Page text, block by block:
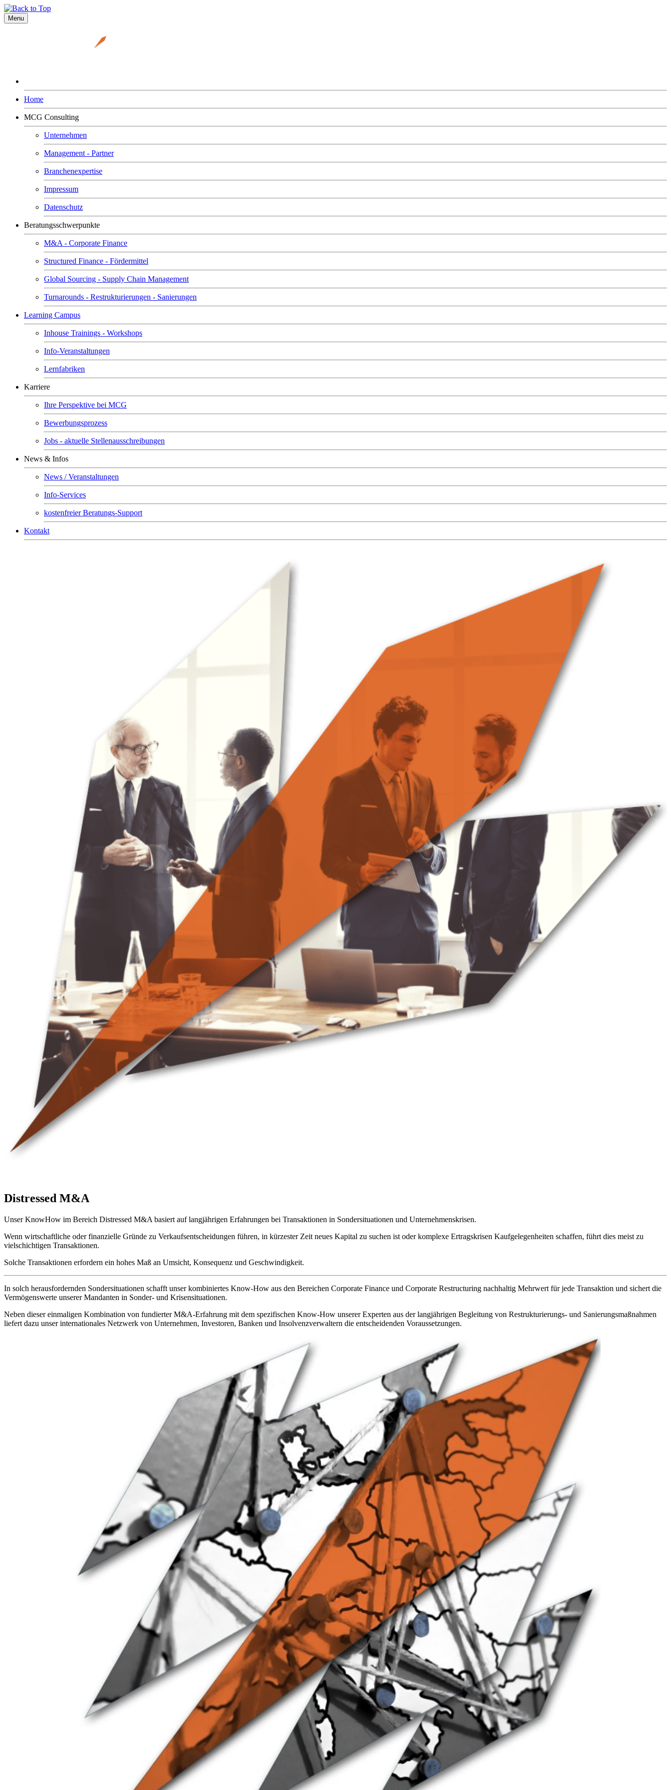
Menu
Home
MCG Consulting
Unternehmen
Management - Partner
Branchenexpertise
Impressum
Datenschutz
Beratungsschwerpunkte
M&A - Corporate Finance
Structured Finance - Fördermittel
Global Sourcing - Supply Chain Management
Turnarounds - Restrukturierungen - Sanierungen
Learning Campus
Inhouse Trainings - Workshops
Info-Veranstaltungen
Lernfabriken
Karriere
Ihre Perspektive bei MCG
Bewerbungsprozess
Jobs - aktuelle Stellenausschreibungen
News & Infos
News / Veranstaltungen
Info-Services
kostenfreier Beratungs-Support
Kontakt
Distressed M&A
Unser KnowHow im Bereich Distressed M&A basiert auf langjährigen Erfahrungen bei Transaktionen in Sondersituationen und Unternehmenskrisen.
Wenn wirtschaftliche oder finanzielle Gründe zu Verkaufsentscheidungen führen, in kürzester Zeit neues Kapital zu suchen ist oder komplexe Ertragskrisen Kaufgelegenheiten schaffen, führt dies meist zu
vielschichtigen Transaktionen.
Solche Transaktionen erfordern ein hohes Maß an Umsicht, Konsequenz und Geschwindigkeit.
In solch herausfordernden Sondersituationen schafft unser kombiniertes Know-How aus den Bereichen Corporate Finance und Corporate Restructuring nachhaltig Mehrwert für jede Transaktion und sichert die
Vermögenswerte unserer Mandanten in Sonder- und Krisensituationen.
Neben dieser einmaligen Kombination von fundierter M&A-Erfahrung mit dem spezifischen Know-How unserer Experten aus der langjährigen Begleitung von Restrukturierungs- und Sanierungsmaßnahmen
liefert dazu unser internationales Netzwerk von Unternehmen, Investoren, Banken und Insolvenzverwaltern die entscheidenden Voraussetzungen.